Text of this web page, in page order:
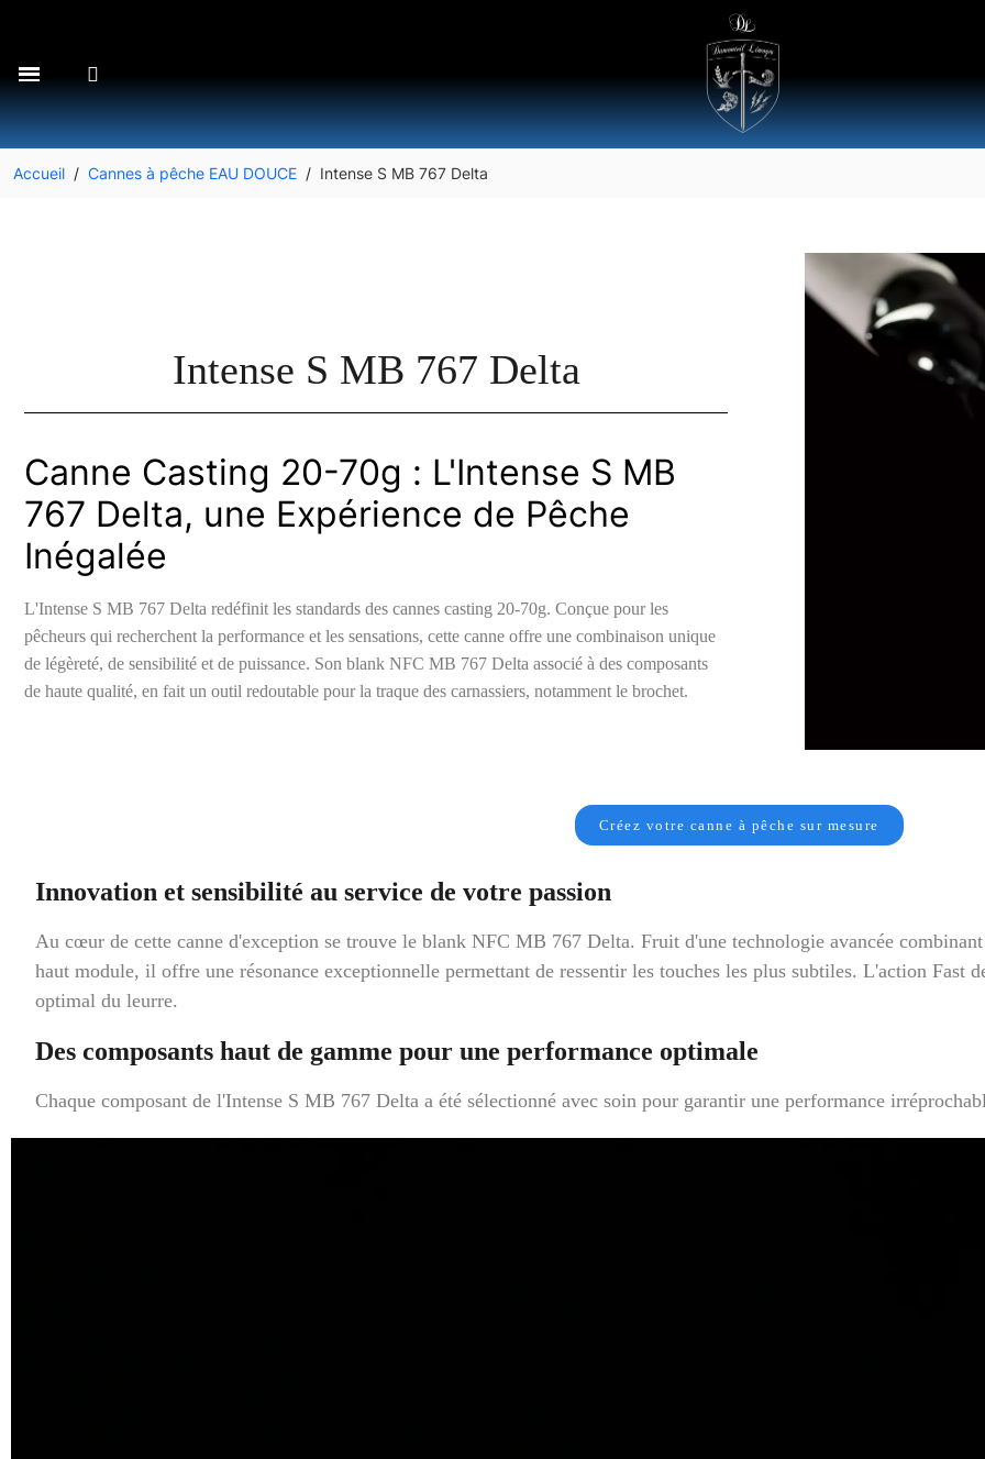
Accueil Cannes à pêche EAU DOUCE Intense S MB 767 Delta
Intense S MB 767 Delta
Canne Casting 20-70g : L'Intense S MB
767 Delta, une Expérience de Pêche
Inégalée
L'Intense S MB 767 Delta redéfinit les standards des cannes casting 20-70g. Conçue pour les
pêcheurs qui recherchent la performance et les sensations, cette canne offre une combinaison unique
de légèreté, de sensibilité et de puissance. Son blank NFC MB 767 Delta associé à des composants
de haute qualité, en fait un outil redoutable pour la traque des carnassiers, notamment le brochet.
Créez votre canne à pêche sur mesure
Innovation et sensibilité au service de votre passion
Au cœur de cette canne d'exception se trouve le blank NFC MB 767 Delta. Fruit d'une technologie avancée
haut module, il offre une résonance exceptionnelle permettant de ressentir les touches les plus subtiles. L'action Fast
optimal du leurre.
Des composants haut de gamme pour une performance optimale
Chaque composant de l'Intense S MB 767 Delta a été sélectionné avec soin pour garantir une performance